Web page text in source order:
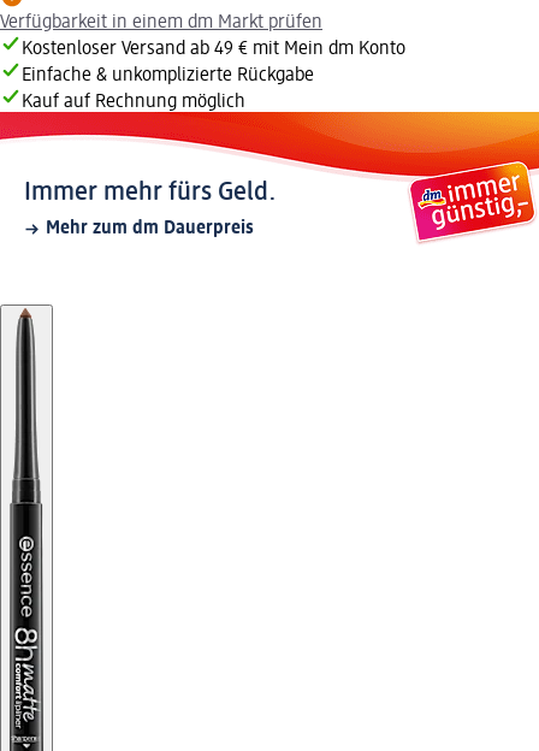
Verfügbarkeit in einem dm Markt prüfen
Kostenloser Versand ab 49 € mit Mein dm Konto
Einfache & unkomplizierte Rückgabe
Kauf auf Rechnung möglich
Immer mehr fürs Geld.
Mehr zum dm Dauerpreis